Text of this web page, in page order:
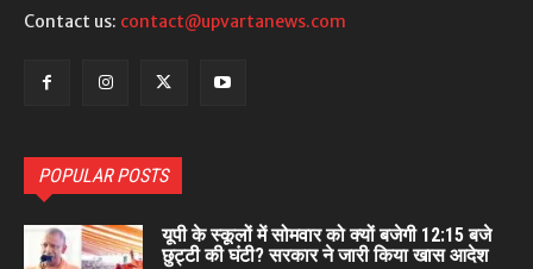
Contact us: contact@upvartanews.com
POPULAR POSTS
यूपी के स्कूलों में सोमवार को क्यों बजेगी 12:15 बजे
छुट्टी की घंटी? सरकार ने जारी किया खास आदेश